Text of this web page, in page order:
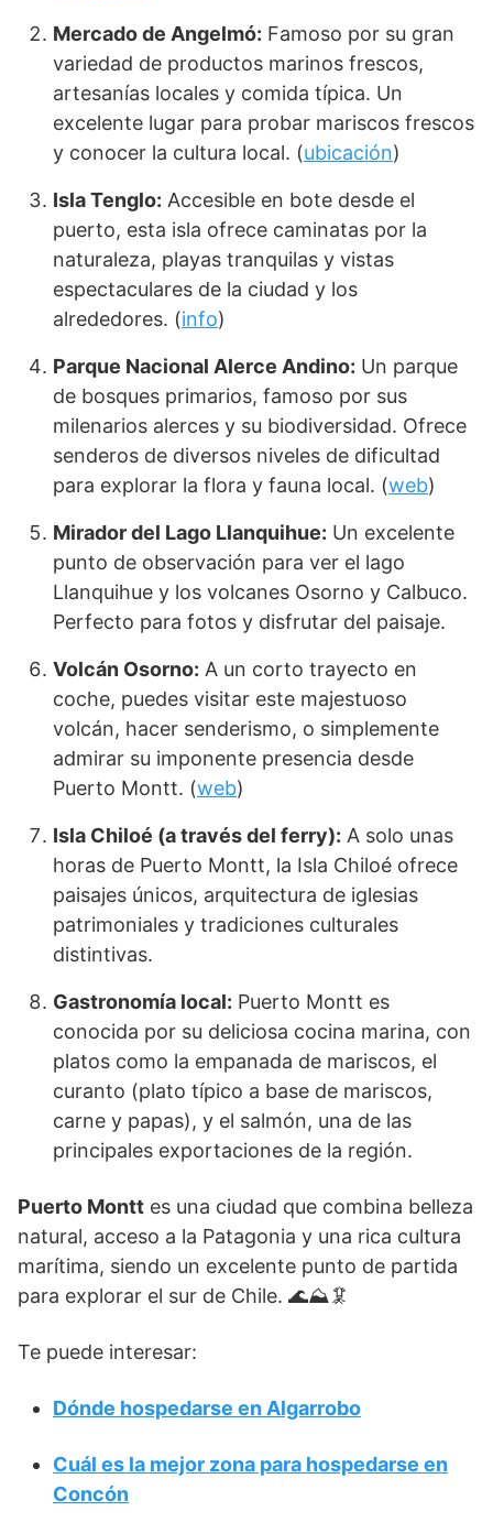
Mercado de Angelmó: Famoso por su gran
variedad de productos marinos frescos,
artesanías locales y comida típica. Un
excelente lugar para probar mariscos frescos
y conocer la cultura local. (ubicación)
Isla Tenglo: Accesible en bote desde el
puerto, esta isla ofrece caminatas por la
naturaleza, playas tranquilas y vistas
espectaculares de la ciudad y los
alrededores. (info)
Parque Nacional Alerce Andino: Un parque
de bosques primarios, famoso por sus
milenarios alerces y su biodiversidad. Ofrece
senderos de diversos niveles de dificultad
para explorar la flora y fauna local. (web)
Mirador del Lago Llanquihue: Un excelente
punto de observación para ver el lago
Llanquihue y los volcanes Osorno y Calbuco.
Perfecto para fotos y disfrutar del paisaje.
Volcán Osorno: A un corto trayecto en
coche, puedes visitar este majestuoso
volcán, hacer senderismo, o simplemente
admirar su imponente presencia desde
Puerto Montt. (web)
Isla Chiloé (a través del ferry): A solo unas
horas de Puerto Montt, la Isla Chiloé ofrece
paisajes únicos, arquitectura de iglesias
patrimoniales y tradiciones culturales
distintivas.
Gastronomía local: Puerto Montt es
conocida por su deliciosa cocina marina, con
platos como la empanada de mariscos, el
curanto (plato típico a base de mariscos,
carne y papas), y el salmón, una de las
principales exportaciones de la región.
Puerto Montt es una ciudad que combina belleza
natural, acceso a la Patagonia y una rica cultura
marítima, siendo un excelente punto de partida
para explorar el sur de Chile. 🌊⛰️🦑
Te puede interesar:
Dónde hospedarse en Algarrobo
Cuál es la mejor zona para hospedarse en
Concón